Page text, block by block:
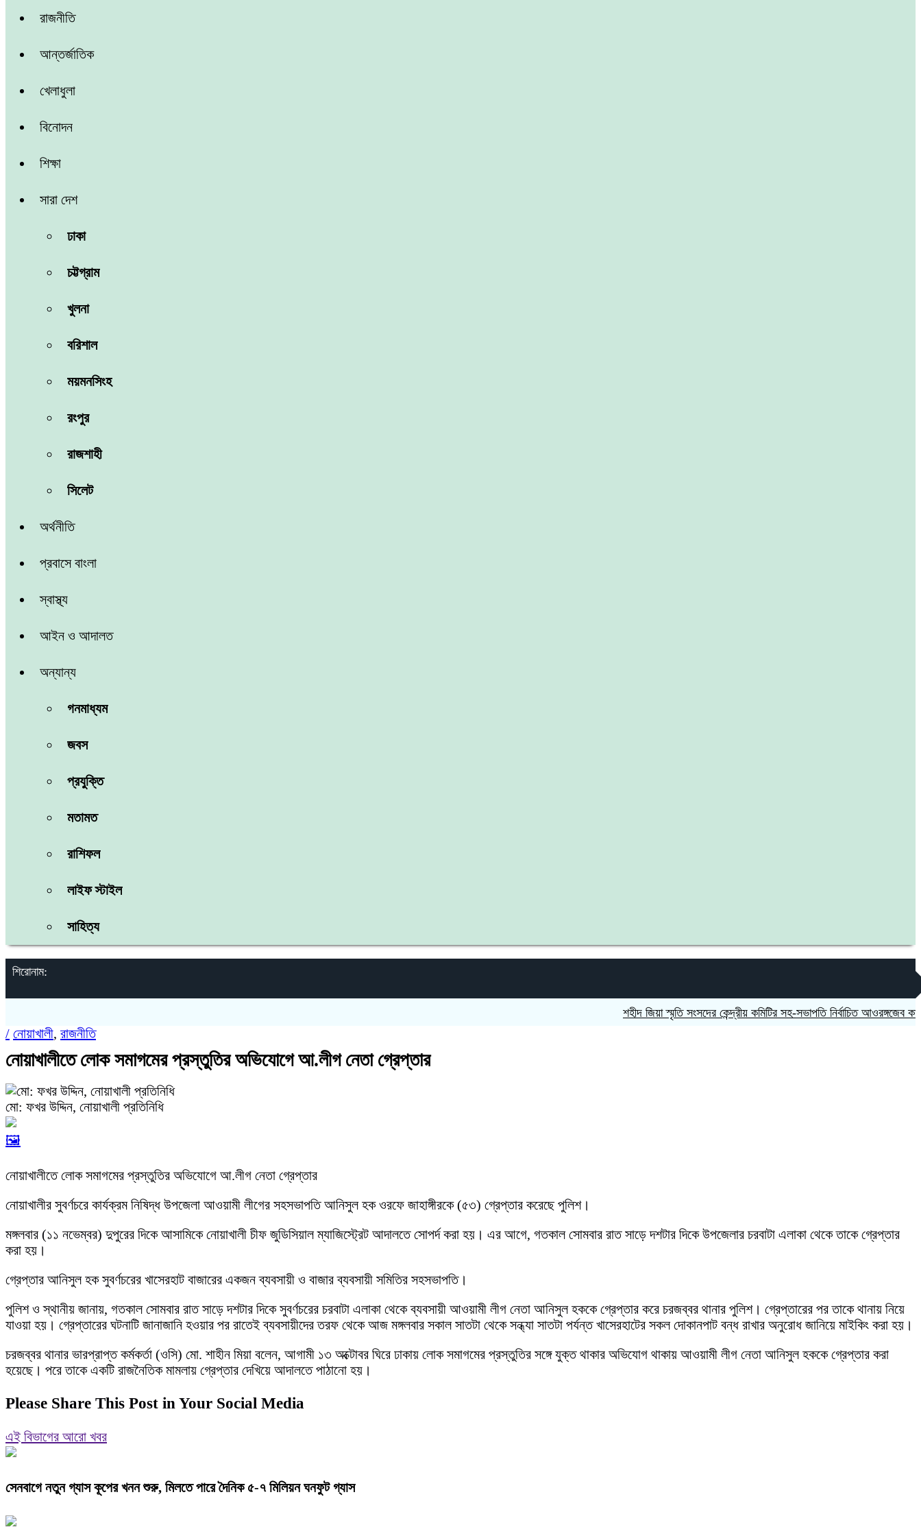
রাজনীতি
আন্তর্জাতিক
খেলাধুলা
বিনোদন
শিক্ষা
সারা দেশ
ঢাকা
চট্টগ্রাম
খুলনা
বরিশাল
ময়মনসিংহ
রংপুর
রাজশাহী
সিলেট
অর্থনীতি
প্রবাসে বাংলা
স্বাস্থ্য
আইন ও আদালত
অন্যান্য
গনমাধ্যম
জবস
প্রযুক্তি
মতামত
রাশিফল
লাইফ স্টাইল
সাহিত্য
শিরোনাম:
শহীদ জিয়া স্মৃতি সংসদের কেন্দ্রীয় কমিটির সহ-সভাপতি নির্বাচিত আওরঙ্গজেব কামাল
/ নোয়াখালী, রাজনীতি
নোয়াখালীতে লোক সমাগমের প্রস্তুতির অভিযোগে আ.লীগ নেতা গ্রেপ্তার
মো: ফখর উদ্দিন, নোয়াখালী প্রতিনিধি
🖼️
নোয়াখালীতে লোক সমাগমের প্রস্তুতির অভিযোগে আ.লীগ নেতা গ্রেপ্তার
নোয়াখালীর সুবর্ণচরে কার্যক্রম নিষিদ্ধ উপজেলা আওয়ামী লীগের সহসভাপতি আনিসুল হক ওরফে জাহাঙ্গীরকে (৫৩) গ্রেপ্তার করেছে পুলিশ।
মঙ্গলবার (১১ নভেম্বর) দুপুরের দিকে আসামিকে নোয়াখালী চীফ জুডিসিয়াল ম্যাজিস্ট্রেট আদালতে সোপর্দ করা হয়। এর আগে, গতকাল সোমবার রাত সাড়ে দশটার দিকে উপজেলার চরবাটা এলাকা থেকে তাকে গ্রেপ্তার
করা হয়।
গ্রেপ্তার আনিসুল হক সুবর্ণচরের খাসেরহাট বাজারের একজন ব্যবসায়ী ও বাজার ব্যবসায়ী সমিতির সহসভাপতি।
পুলিশ ও স্থানীয় জানায়, গতকাল সোমবার রাত সাড়ে দশটার দিকে সুবর্ণচরের চরবাটা এলাকা থেকে ব্যবসায়ী আওয়ামী লীগ নেতা আনিসুল হককে গ্রেপ্তার করে চরজব্বর থানার পুলিশ। গ্রেপ্তারের পর তাকে থানায় নিয়ে
যাওয়া হয়। গ্রেপ্তারের ঘটনাটি জানাজানি হওয়ার পর রাতেই ব্যবসায়ীদের তরফ থেকে আজ মঙ্গলবার সকাল সাতটা থেকে সন্ধ্যা সাতটা পর্যন্ত খাসেরহাটের সকল দোকানপাট বন্ধ রাখার অনুরোধ জানিয়ে মাইকিং করা হয়।
চরজব্বর থানার ভারপ্রাপ্ত কর্মকর্তা (ওসি) মো. শাহীন মিয়া বলেন, আগামী ১৩ অক্টোবর ঘিরে ঢাকায় লোক সমাগমের প্রস্তুতির সঙ্গে যুক্ত থাকার অভিযোগ থাকায় আওয়ামী লীগ নেতা আনিসুল হককে গ্রেপ্তার করা
হয়েছে। পরে তাকে একটি রাজনৈতিক মামলায় গ্রেপ্তার দেখিয়ে আদালতে পাঠানো হয়।
Please Share This Post in Your Social Media
এই বিভাগের আরো খবর
সেনবাগে নতুন গ্যাস কূপের খনন শুরু, মিলতে পারে দৈনিক ৫-৭ মিলিয়ন ঘনফুট গ্যাস